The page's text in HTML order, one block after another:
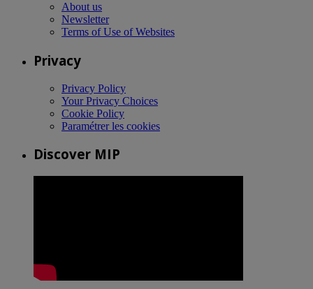
About us
Newsletter
Terms of Use of Websites
Privacy
Privacy Policy
Your Privacy Choices
Cookie Policy
Paramétrer les cookies
Discover MIP